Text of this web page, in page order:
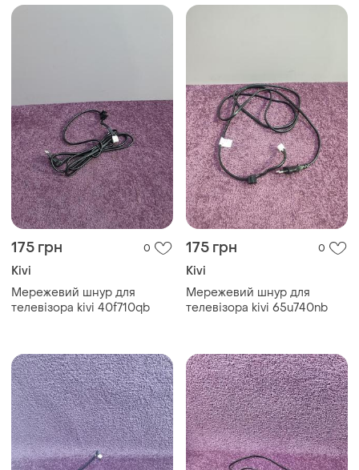
175 грн 0
Kivi
Мережевий шнур для
телевізора kivi 40f710qb
175 грн 0
Kivi
Мережевий шнур для
телевізора kivi 65u740nb